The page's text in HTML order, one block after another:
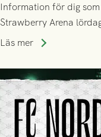
Information för dig
Strawberry Arena
Läs mer